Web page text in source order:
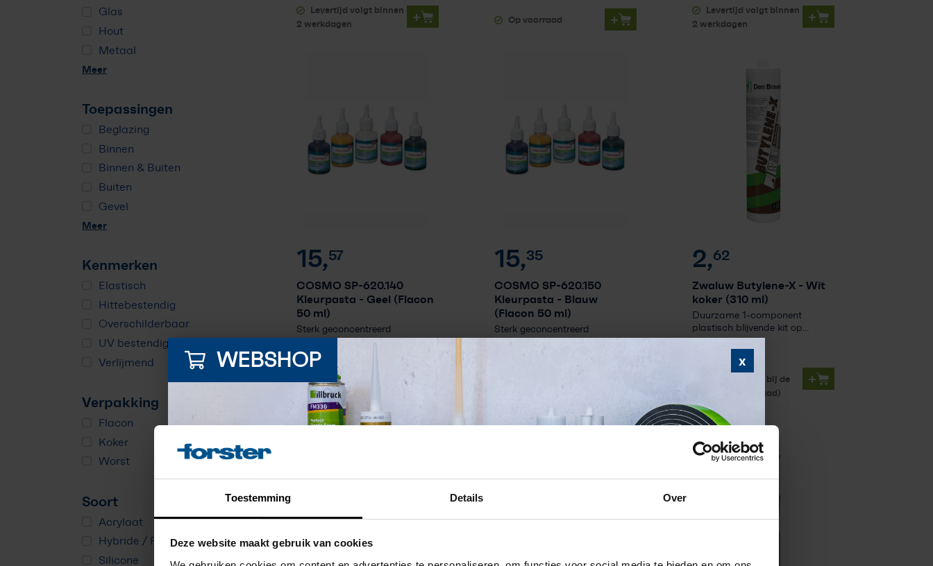
Toestemming Details Over
Deze website maakt gebruik van cookies
Glas
Hout
Metaal
Meer
Toepassingen
Beglazing
Binnen
Binnen & Buiten
Buiten
Gevel
Meer
Kenmerken
Elastisch
Hittebestendig
Overschilderbaar
UV bestendig
Verlijmend
Verpakking
Flacon
Koker
Worst
Soort
Acrylaat
Hybride / Polymeer
Silicone
Levertijd volgt binnen
2 werkdagen
+ Op voorraad +
Levertijd volgt binnen
2 werkdagen
+
15,57
COSMO SP-620.140
Kleurpasta - Geel (Flacon
50 ml)
Sterk geconcentreerd
kleurpigment voor het kleu...
Levertijd volgt binnen
2 werkdagen
15,35
COSMO SP-620.150
Kleurpasta - Blauw
(Flacon 50 ml)
Sterk geconcentreerd
kleurpigment voor het kleu...
2,62
Zwaluw Butylene-X- Wit
koker (310 ml)
Duurzame 1-component
plastisch blijvende kit op...
Levertijd ca. 7
werkdagen (mits bij de
fabriek op voorraad)
+
x
WEBSHOP